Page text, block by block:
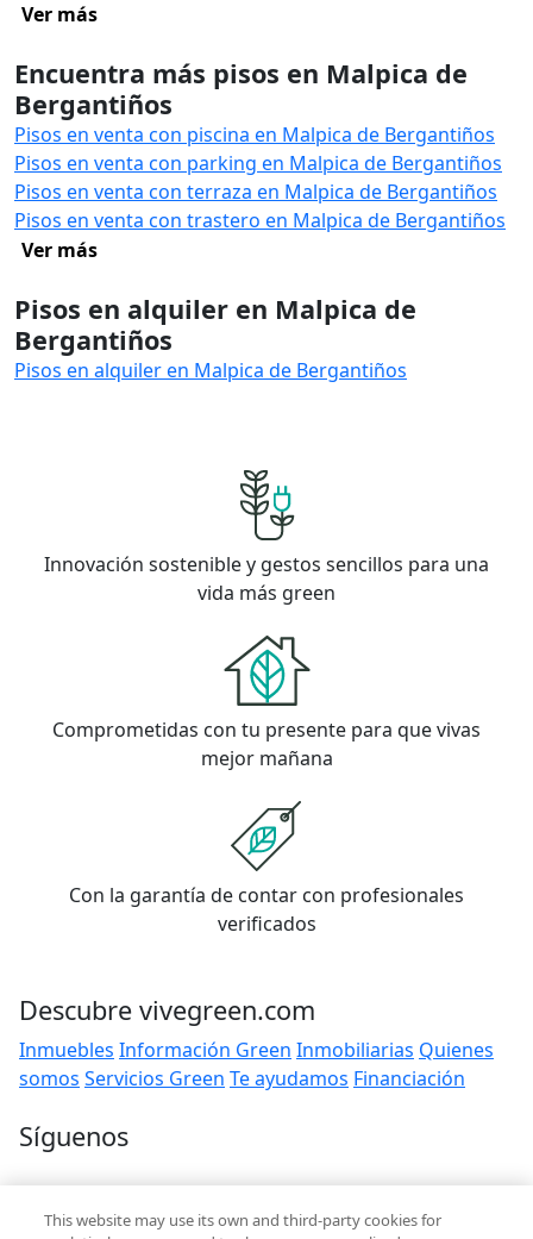
Ver más
Encuentra más pisos en Malpica de
Bergantiños
Pisos en venta con piscina en Malpica de Bergantiños
Pisos en venta con parking en Malpica de Bergantiños
Pisos en venta con terraza en Malpica de Bergantiños
Pisos en venta con trastero en Malpica de Bergantiños
Ver más
Pisos en alquiler en Malpica de
Bergantiños
Pisos en alquiler en Malpica de Bergantiños
Innovación sostenible y gestos sencillos para una
vida más green
Comprometidas con tu presente para que vivas
mejor mañana
Con la garantía de contar con profesionales
verificados
Descubre vivegreen.com
Inmuebles Información Green Inmobiliarias Quienes
somos Servicios Green Te ayudamos Financiación
Síguenos
Contacto
This website may use its own and third-party cookies for